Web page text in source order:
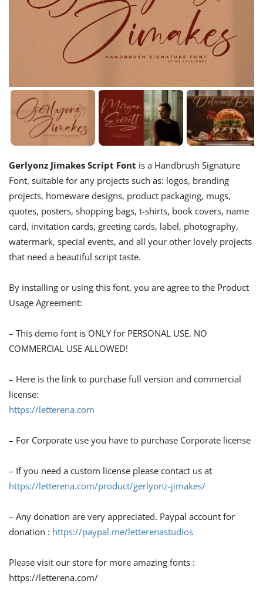
Gerlyonz Jimakes Script Font is a Handbrush Signature
Font, suitable for any projects such as: logos, branding
projects, homeware designs, product packaging, mugs,
quotes, posters, shopping bags, t-shirts, book covers, name
card, invitation cards, greeting cards, label, photography,
watermark, special events, and all your other lovely projects
that need a beautiful script taste.
By installing or using this font, you are agree to the Product
Usage Agreement:
– This demo font is ONLY for PERSONAL USE. NO
COMMERCIAL USE ALLOWED!
– Here is the link to purchase full version and commercial
license:
https://letterena.com
– For Corporate use you have to purchase Corporate license
– If you need a custom license please contact us at
https://letterena.com/product/gerlyonz-jimakes/
– Any donation are very appreciated. Paypal account for
donation : https://paypal.me/letterenastudios
Please visit our store for more amazing fonts :
https://letterena.com/